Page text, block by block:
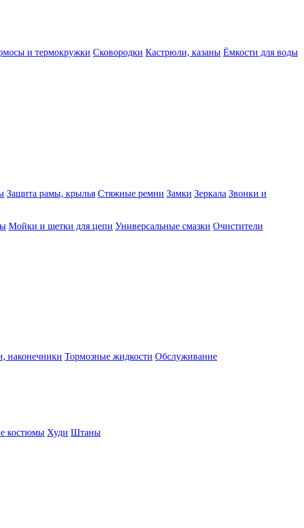
и термокружки Сковородки Кастрюли, казаны Ёмкости для воды
Защита рамы, крылья Стяжные ремни Замки Зеркала Звонки и
Мойки и щетки для цепи Универсальные смазки Очистители
наконечники Тормозные жидкости Обслуживание
костюмы Худи Штаны